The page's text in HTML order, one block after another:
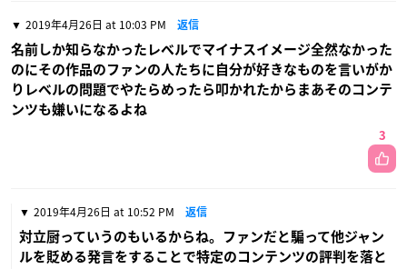
2019年4月26日 at 10:03 PM 返信
名前しか知らなかったレベルでマイナスイメージ全然なかった
のにその作品のファンの人たちに自分が好きなものを言いがか
りレベルの問題でやたらめったら叩かれたからまあそのコンテ
ンツも嫌いになるよね
3
2019年4月26日 at 10:52 PM 返信
対立厨っていうのもいるからね。ファンだと騙って他ジャン
ルを貶める発言をすることで特定のコンテンツの評判を落と